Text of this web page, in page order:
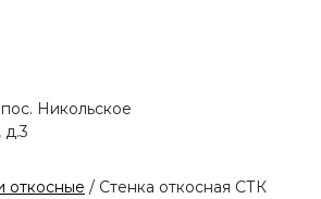
Никольское
д.3
откосные / Стенка откосная СТК